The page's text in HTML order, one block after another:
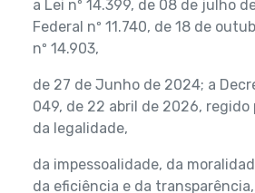
a Lei nº 14.399, de 08 de julho
Federal nº 11.740, de 18 de
nº 14.903,
de 27 de Junho de 2024; a
049, de 22 abril de 2026, regido
da legalidade,
da impessoalidade, da
da eficiência e da